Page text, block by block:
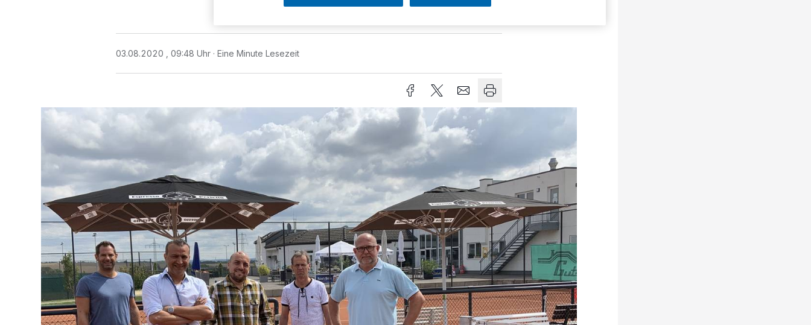
03.08.2020 , 09:48 Uhr Eine Minute Lesezeit